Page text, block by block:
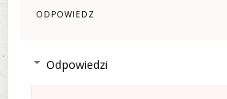
ODPOWIEDZ
Odpowiedzi